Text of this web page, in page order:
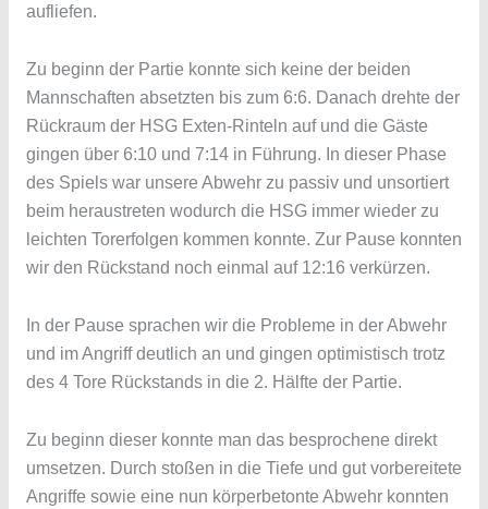
aufliefen.
Zu beginn der Partie konnte sich keine der beiden
Mannschaften absetzten bis zum 6:6. Danach drehte der
Rückraum der HSG Exten-Rinteln auf und die Gäste
gingen über 6:10 und 7:14 in Führung. In dieser Phase
des Spiels war unsere Abwehr zu passiv und unsortiert
beim heraustreten wodurch die HSG immer wieder zu
leichten Torerfolgen kommen konnte. Zur Pause konnten
wir den Rückstand noch einmal auf 12:16 verkürzen.
In der Pause sprachen wir die Probleme in der Abwehr
und im Angriff deutlich an und gingen optimistisch trotz
des 4 Tore Rückstands in die 2. Hälfte der Partie.
Zu beginn dieser konnte man das besprochene direkt
umsetzen. Durch stoßen in die Tiefe und gut vorbereitete
Angriffe sowie eine nun körperbetonte Abwehr konnten